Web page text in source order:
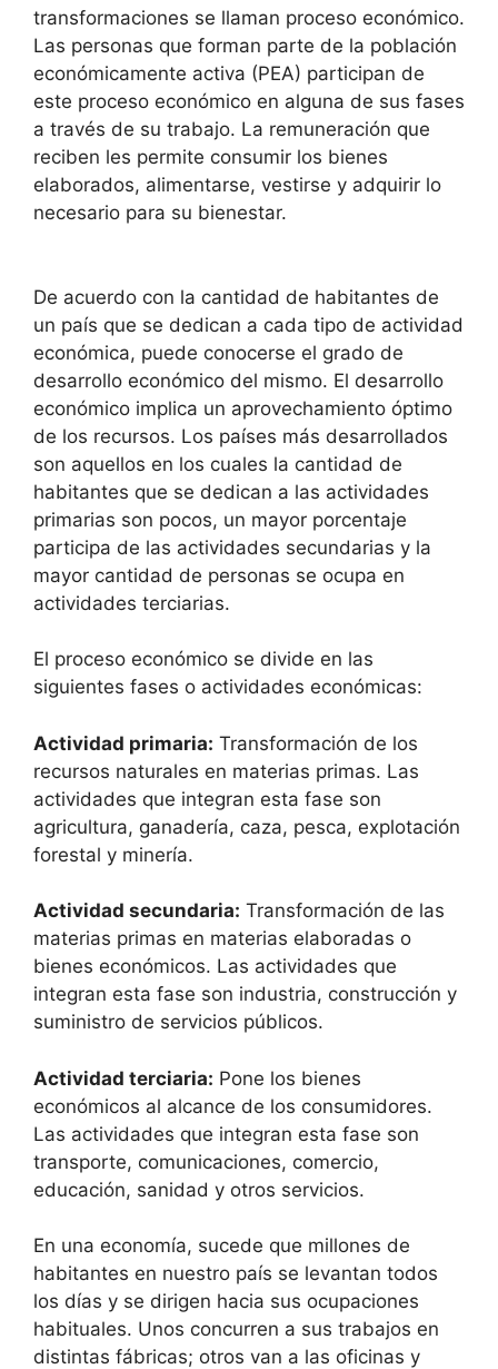
transformaciones se llaman proceso económico.
Las personas que forman parte de la población
económicamente activa (PEA) participan de
este proceso económico en alguna de sus fases
a través de su trabajo. La remuneración que
reciben les permite consumir los bienes
elaborados, alimentarse, vestirse y adquirir lo
necesario para su bienestar.
De acuerdo con la cantidad de habitantes de
un país que se dedican a cada tipo de actividad
económica, puede conocerse el grado de
desarrollo económico del mismo. El desarrollo
económico implica un aprovechamiento óptimo
de los recursos. Los países más desarrollados
son aquellos en los cuales la cantidad de
habitantes que se dedican a las actividades
primarias son pocos, un mayor porcentaje
participa de las actividades secundarias y la
mayor cantidad de personas se ocupa en
actividades terciarias.
El proceso económico se divide en las
siguientes fases o actividades económicas:
Actividad primaria: Transformación de los
recursos naturales en materias primas. Las
actividades que integran esta fase son
agricultura, ganadería, caza, pesca, explotación
forestal y minería.
Actividad secundaria: Transformación de las
materias primas en materias elaboradas o
bienes económicos. Las actividades que
integran esta fase son industria, construcción y
suministro de servicios públicos.
Actividad terciaria: Pone los bienes
económicos al alcance de los consumidores.
Las actividades que integran esta fase son
transporte, comunicaciones, comercio,
educación, sanidad y otros servicios.
En una economía, sucede que millones de
habitantes en nuestro país se levantan todos
los días y se dirigen hacia sus ocupaciones
habituales. Unos concurren a sus trabajos en
distintas fábricas; otros van a las oficinas y